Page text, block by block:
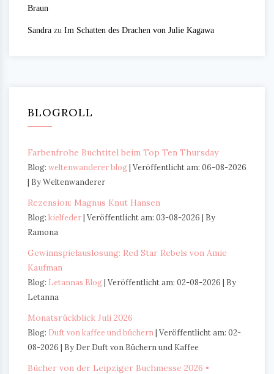
Braun
Sandra zu Im Schatten des Drachen von Julie Kagawa
BLOGROLL
Farbenfrohe Buchtitel beim Top Ten Thursday
Blog: weltenwanderer blog Veröffentlicht am: 06-08-2026
By Weltenwanderer
Rezension: Magnus Knut Hansen
Blog: kielfeder Veröffentlicht am: 03-08-2026
By
Ramona
Gewinnspielauslosung: Red Star Rebels von Amie
Kaufman
Blog: Letannas Blog Veröffentlicht am: 02-08-2026
By
Letanna
Monatsrückblick Juli 2026
Blog: Duft von kaffee und büchern
Veröffentlicht am: 02-
08-2026
By Der Duft von Büchern und Kaffee
Bücher von der Leipziger Buchmesse 2026 •